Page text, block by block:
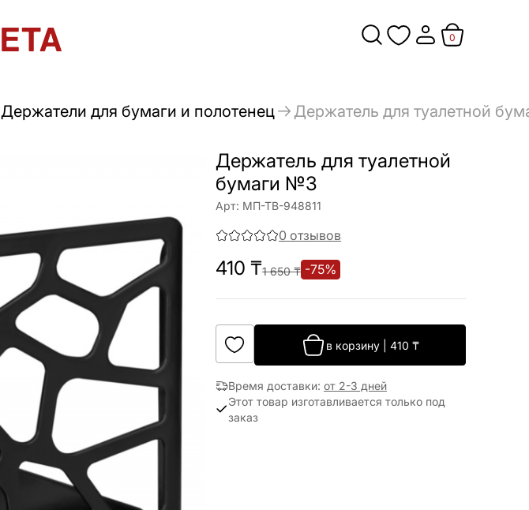
0
Держатели для бумаги и полотенец Держатель для туалетной
Держатель для туалетной
бумаги №3
Арт: МП-ТВ-948811
0 отзывов
410 ₸1 650₸ -75%
в корзину| 410 ₸
Время доставки: от 2-3 дней
Этот товар изготавливается только под
заказ